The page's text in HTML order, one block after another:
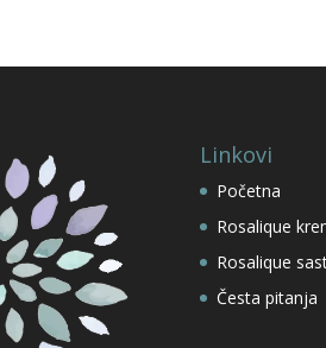
Linkovi
Početna
Rosalique
Rosalique
Česta pitanja